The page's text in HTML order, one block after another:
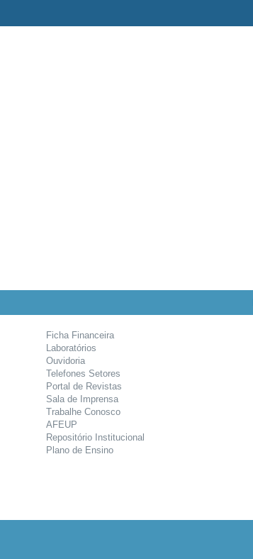
Ficha Financeira
Laboratórios
Ouvidoria
Telefones Setores
Portal de Revistas
Sala de Imprensa
Trabalhe Conosco
AFEUP
Repositório Institucional
Plano de Ensino